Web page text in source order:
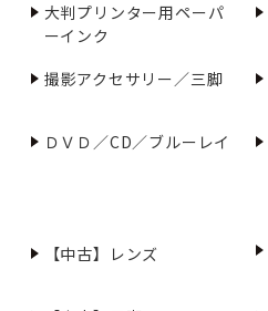
大判プリンター用ペーパ
ーインク
撮影アクセサリー／三脚
ＤＶＤ／CD／ブルーレイ
【中古】レンズ